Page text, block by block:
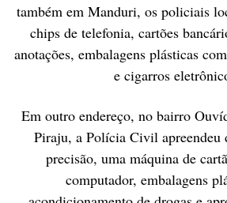
também em Manduri, os policiais
chips de telefonia, cartões
anotações, embalagens plásticas
e cigarros
Em outro endereço, no bairro
Piraju, a Polícia Civil apreendeu
precisão, uma máquina de
computador, embalagens